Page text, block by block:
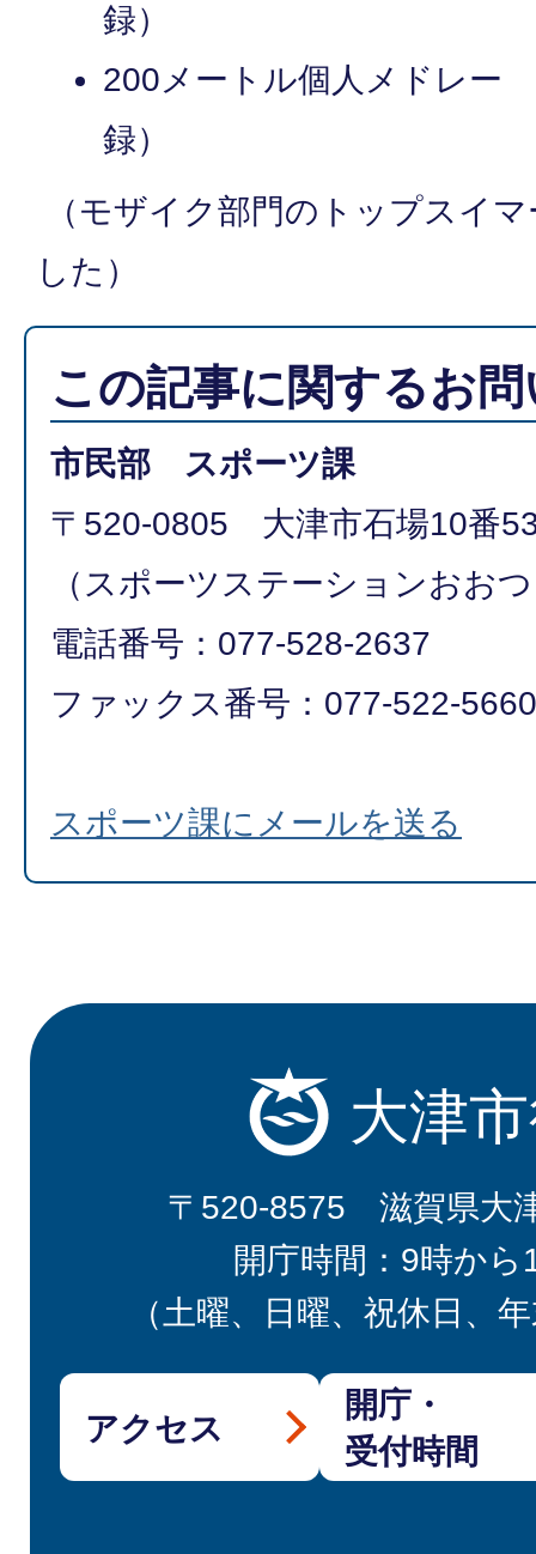
録）
200メートル個人メドレ
録）
（モザイク部門のトップスイ
した）
この記事に関するお
市民部 スポーツ課
〒520-0805 大津市石場10番
（スポーツステーションおお
電話番号：077-528-2637
ファックス番号：077-522-5660
スポーツ課にメールを送る
大津
〒520-8575 滋賀県大
開庁時間：9時から
（土曜、日曜、祝休日、
アクセス
開庁・
受付時間